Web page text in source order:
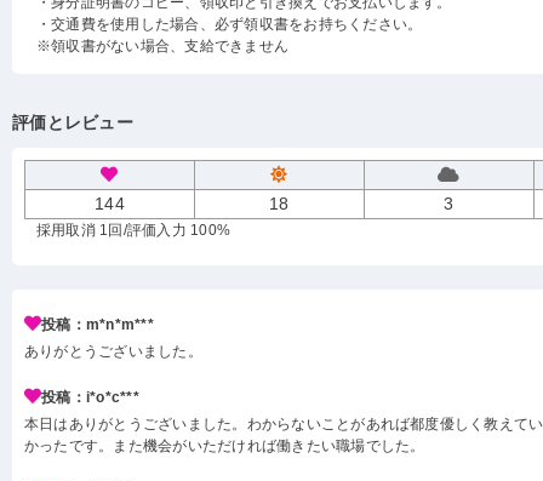
・交通費を使用した場合、必ず領収書をお持ちください。
※領収書がない場合、支給できません
評価とレビュー
144 18 3
採用取消 1回 /評価入力 100%
投稿：m*n*m***
ありがとうございました。
投稿：i*o*c***
本日はありがとうございました。わからないことがあれば都度優しく教えて
かったです。また機会がいただければ働きたい職場でした。